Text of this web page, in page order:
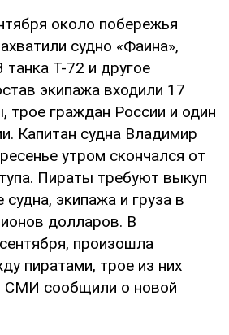
около побережья
судно «Фаина»,
Т-72 и другое
экипажа входили 17
трое граждан России и один
Капитан судна Владимир
утром скончался от
Пираты требуют выкуп
экипажа и груза в
долларов. В
произошла
пиратами, трое из них
СМИ сообщили о новой